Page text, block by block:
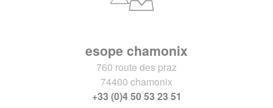
esope chamonix
760 route des praz
74400 chamonix
+33 (0)4 50 53 23 51